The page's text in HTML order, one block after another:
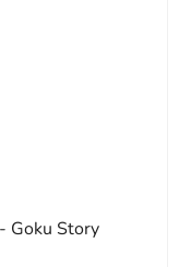
Goku Story